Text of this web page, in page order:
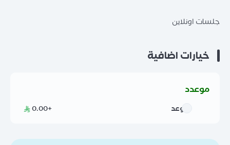
جلسات اونلاين
خيارات اضافية
موعدد
موعد +0.00